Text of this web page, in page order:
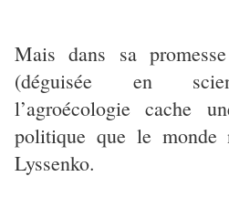
Mais dans sa
(déguisée en
l’agroécologie cache
politique que le monde
Lyssenko.